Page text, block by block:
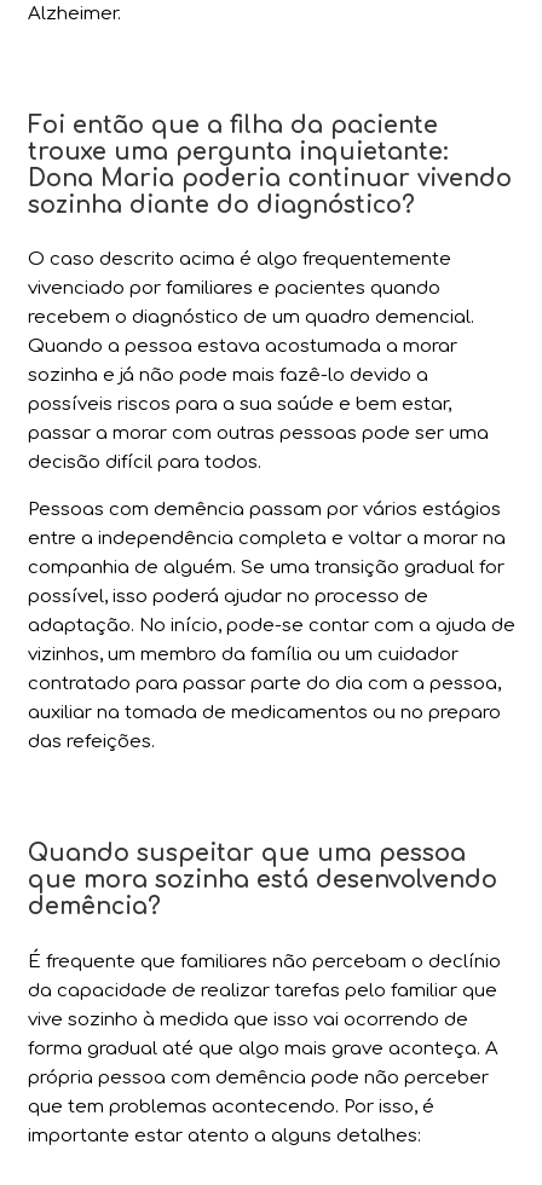
Alzheimer.
Foi então que a filha da paciente
trouxe uma pergunta inquietante:
Dona Maria poderia continuar vivendo
sozinha diante do diagnóstico?
O caso descrito acima é algo frequentemente
vivenciado por familiares e pacientes quando
recebem o diagnóstico de um quadro demencial.
Quando a pessoa estava acostumada a morar
sozinha e já não pode mais fazê-lo devido a
possíveis riscos para a sua saúde e bem estar,
passar a morar com outras pessoas pode ser uma
decisão difícil para todos.
Pessoas com demência passam por vários estágios
entre a independência completa e voltar a morar na
companhia de alguém. Se uma transição gradual for
possível, isso poderá ajudar no processo de
adaptação. No início, pode-se contar com a ajuda de
vizinhos, um membro da família ou um cuidador
contratado para passar parte do dia com a pessoa,
auxiliar na tomada de medicamentos ou no preparo
das refeições.
Quando suspeitar que uma pessoa
que mora sozinha está desenvolvendo
demência?
É frequente que familiares não percebam o declínio
da capacidade de realizar tarefas pelo familiar que
vive sozinho à medida que isso vai ocorrendo de
forma gradual até que algo mais grave aconteça. A
própria pessoa com demência pode não perceber
que tem problemas acontecendo. Por isso, é
importante estar atento a alguns detalhes: